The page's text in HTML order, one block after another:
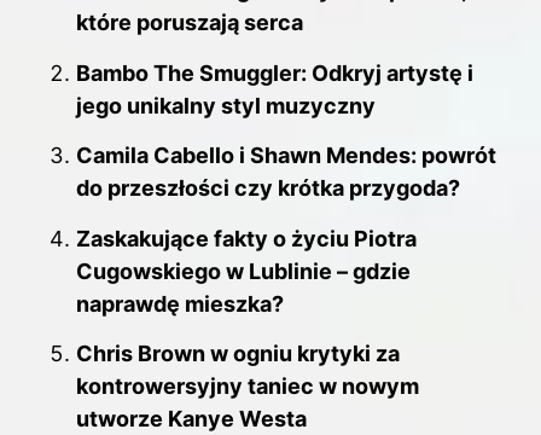
które poruszają serca
Bambo The Smuggler: Odkryj artystę i
jego unikalny styl muzyczny
Camila Cabello i Shawn Mendes: powrót
do przeszłości czy krótka przygoda?
Zaskakujące fakty o życiu Piotra
Cugowskiego w Lublinie – gdzie
naprawdę mieszka?
Chris Brown w ogniu krytyki za
kontrowersyjny taniec w nowym
utworze Kanye Westa